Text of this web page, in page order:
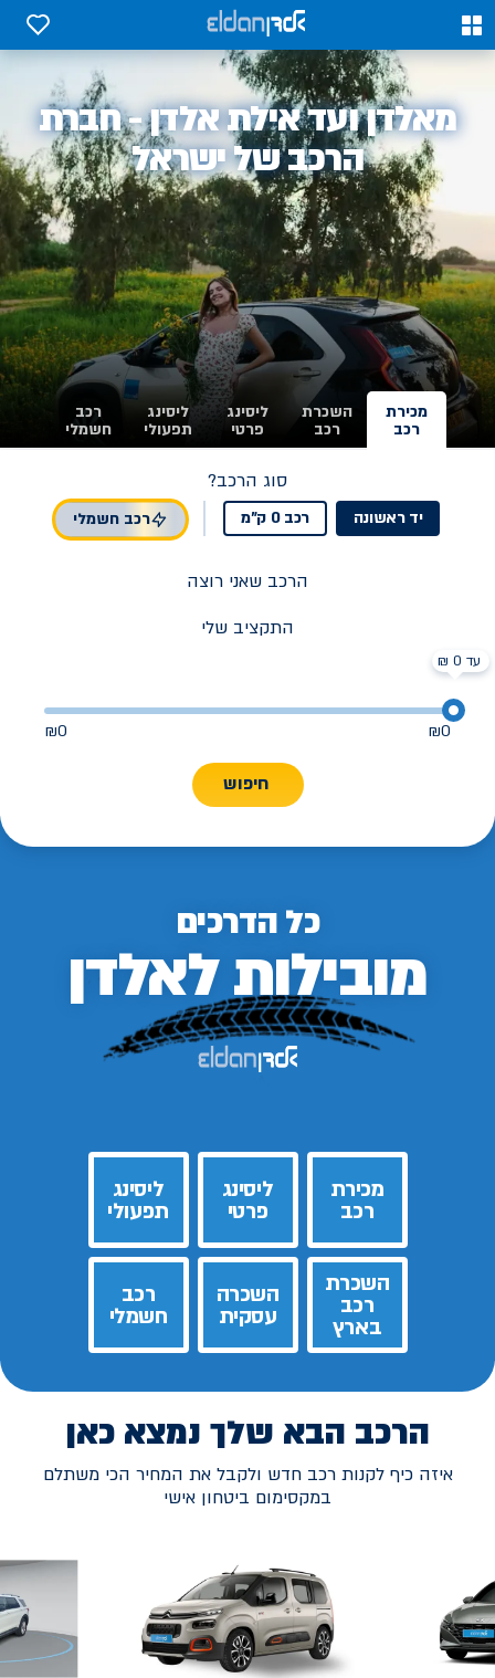
0
0
אלדן
מאלדן ועד אילת אלדן - חברת
הרכב של ישראל
מכירת
רכב
השכרת
רכב
ליסינג
פרטי
ליסינג
תפעולי
רכב
חשמלי
סוג הרכב?
יד ראשונה רכב 0 ק"מ רכב חשמלי
הרכב שאני רוצה
התקציב שלי
₪0
₪0
חיפוש
כל הדרכים
מובילות לאלדן
מכירת
רכב
ליסינג
פרטי
ליסינג
תפעולי
השכרת
רכב
בארץ
השכרה
עסקית
רכב
חשמלי
הרכב הבא שלך נמצא כאן
איזה כיף לקנות רכב חדש ולקבל את המחיר הכי משתלם
במקסימום ביטחון אישי
עד 0 ₪